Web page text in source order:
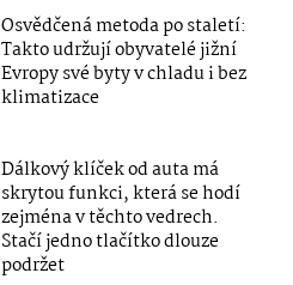
Osvědčená metoda po staletí:
Takto udržují obyvatelé jižní
Evropy své byty v chladu i bez
klimatizace
Dálkový klíček od auta má
skrytou funkci, která se hodí
zejména v těchto vedrech.
Stačí jedno tlačítko dlouze
podržet